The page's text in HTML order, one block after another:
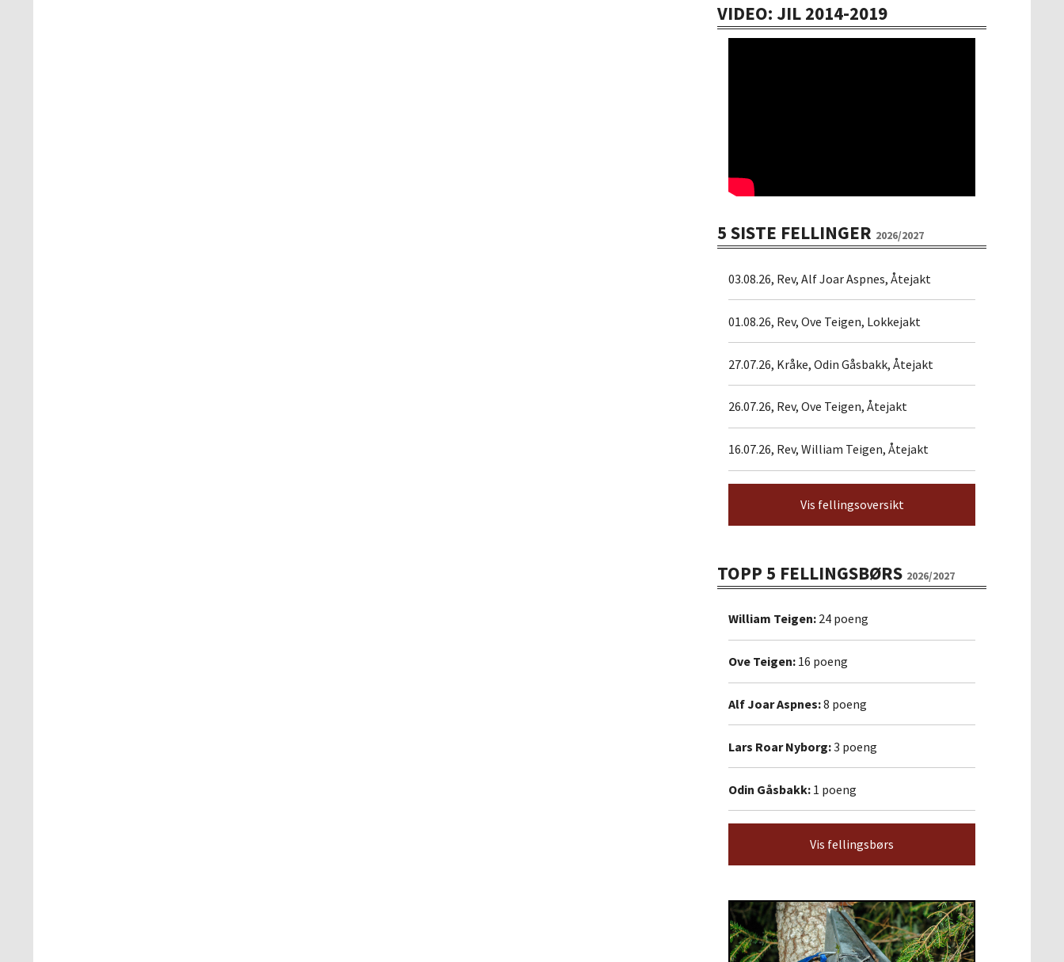
VIDEO: JIL 2014-2019
5 SISTE FELLINGER 2026/2027
03.08.26, Rev, Alf Joar Aspnes, Åtejakt
01.08.26, Rev, Ove Teigen, Lokkejakt
27.07.26, Kråke, Odin Gåsbakk, Åtejakt
26.07.26, Rev, Ove Teigen, Åtejakt
16.07.26, Rev, William Teigen, Åtejakt
Vis fellingsoversikt
TOPP 5 FELLINGSBØRS 2026/2027
William Teigen: 24 poeng
Ove Teigen: 16 poeng
Alf Joar Aspnes:8 poeng
Lars Roar Nyborg:3 poeng
Odin Gåsbakk: 1 poeng
Vis fellingsbørs